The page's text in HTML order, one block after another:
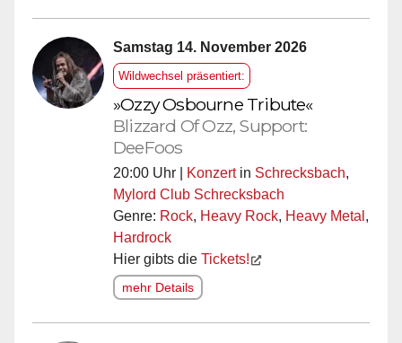
Samstag 14. November 2026
Wildwechsel präsentiert:
»Ozzy Osbourne Tribute«
Blizzard Of Ozz, Support:
DeeFoos
20:00 Uhr | Konzertin Schrecksbach,
Mylord Club Schrecksbach
Genre: Rock, Heavy Rock, Heavy Metal ,
Hardrock
Hier gibts die Tickets!
mehr Details